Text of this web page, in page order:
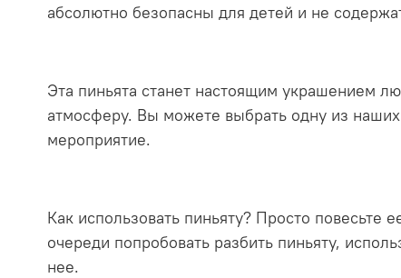
абсолютно безопасны для детей и не
Эта пиньята станет настоящим украшением
атмосферу. Вы можете выбрать одну из
мероприятие.
Как использовать пиньяту? Просто повесьте
очереди попробовать разбить пиньяту,
нее.